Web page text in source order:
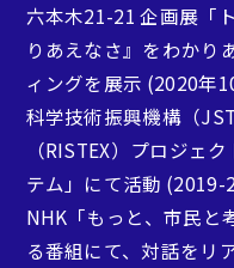
清水 淳子
講師・メディアデザイ
六本木21-21 企画展「
りあえなさ』をわかり
ィングを展示 (2020年
科学技術振興機構（
（RISTEX）プロジェ
テム」にて活動 (2019-
NHK「もっと、市民と
る番組にて、対話をリ